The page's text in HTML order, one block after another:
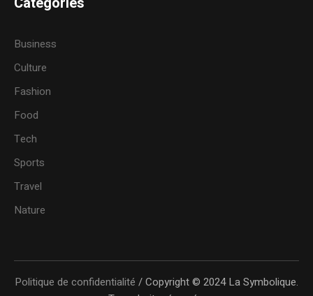
Business
Culture
Fashion
Food
Tech
Sports
Travel
Nature
Politique de confidentialité / Copyright © 2024 La Symbolique.